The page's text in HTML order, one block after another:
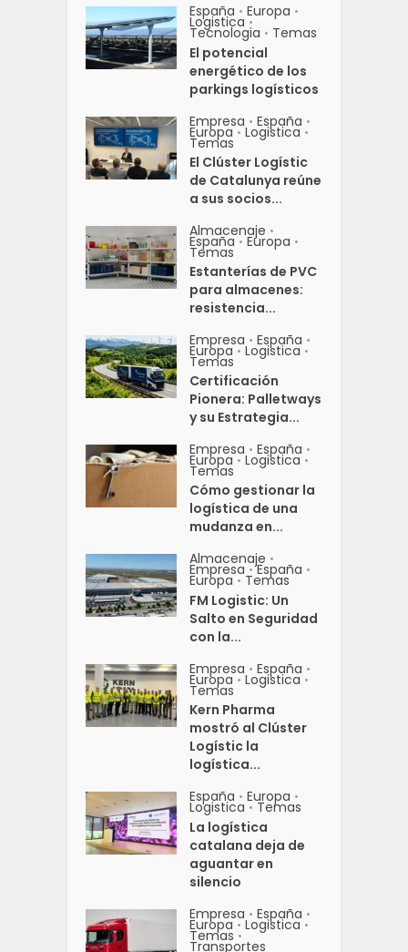
España • Europa •
Logistica •
Tecnologia • Temas
El potencial
energético de los
parkings logísticos
Empresa • España •
Europa • Logistica •
Temas
El Clúster Logístic
de Catalunya reúne
a sus socios...
Almacenaje •
España • Europa •
Temas
Estanterías de PVC
para almacenes:
resistencia...
Empresa • España •
Europa • Logistica •
Temas
Certificación
Pionera: Palletways
y su Estrategia...
Empresa • España •
Europa • Logistica •
Temas
Cómo gestionar la
logística de una
mudanza en...
Almacenaje •
Empresa • España •
Europa • Temas
FM Logistic: Un
Salto en Seguridad
con la...
Empresa • España •
Europa • Logistica •
Temas
Kern Pharma
mostró al Clúster
Logístic la
logística...
España • Europa •
Logistica • Temas
La logística
catalana deja de
aguantar en
silencio
Empresa • España •
Europa • Logistica •
Temas •
Transportes